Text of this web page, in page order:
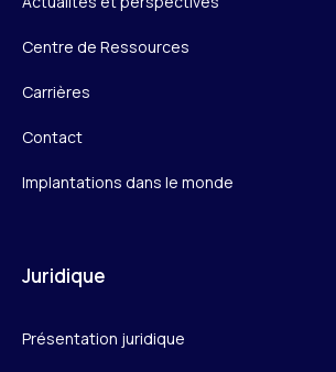
Centre de Ressources
Carrières
Contact
Implantations dans le monde
Juridique
Présentation juridique